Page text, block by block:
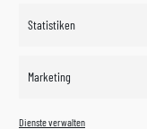
Statistiken
Marketing
Dienste verwalten
©